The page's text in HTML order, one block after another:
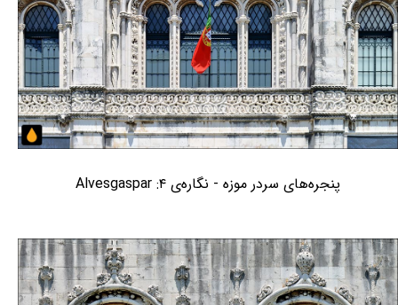
پنجره‌های سردر موزه - نگاره‌ی ۴: Alvesgaspar